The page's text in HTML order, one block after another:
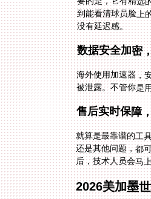
到能看清球员脸上
没有延迟感。
数据安全加密
海外使用加速器，
被泄露。不管你是
售后实时保障
就算是最靠谱的工
后，技术人员会马
2026美加墨